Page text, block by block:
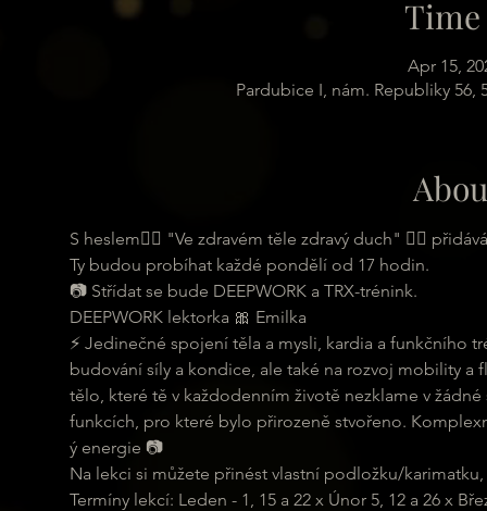
Apr 15,
Pardubice I, nám. Republiky 56,
S heslem🏋️‍♂️ "Ve zdravém těle zdravý duch" 🏋️‍♂️
Ty budou probíhat každé pondělí od 17 hodin.
📷 Střídat se bude DEEPWORK a TRX-trénink.
DEEPWORK lektorka 🎀 Emilka
⚡ Jedinečné spojení těla a mysli, kardia a funkčního
budování síly a kondice, ale také na rozvoj mobility
tělo, které tě v každodenním životě nezklame v
funkcích, pro které bylo přirozeně stvořeno.
ý energie 📷
Na lekci si můžete přinést vlastní podložku/
Termíny lekcí: Leden - 1, 15 a 22 x Únor 5, 12 a 26 x